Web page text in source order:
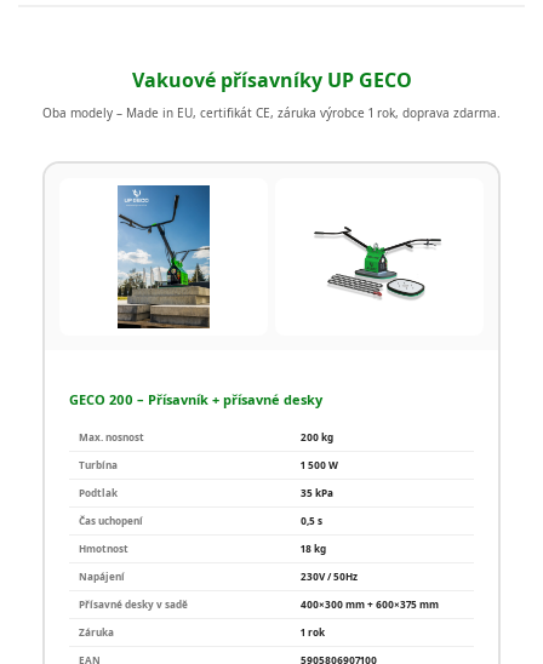
Vakuové přísavníky UP GECO
Oba modely – Made in EU, certifikát CE, záruka výrobce 1 rok, doprava zdarma.
GECO 200 – Přísavník + přísavné desky
Max. nosnost 200 kg
Turbína 1 500 W
Podtlak 35 kPa
Čas uchopení 0,5 s
Hmotnost 18 kg
Napájení 230V / 50Hz
Přísavné desky v sadě 400×300 mm + 600×375 mm
Záruka 1 rok
EAN 5905806907100